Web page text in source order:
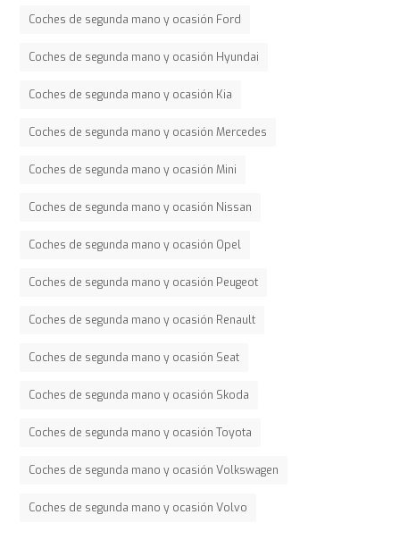
Coches de segunda mano y ocasión Ford
Coches de segunda mano y ocasión Hyundai
Coches de segunda mano y ocasión Kia
Coches de segunda mano y ocasión Mercedes
Coches de segunda mano y ocasión Mini
Coches de segunda mano y ocasión Nissan
Coches de segunda mano y ocasión Opel
Coches de segunda mano y ocasión Peugeot
Coches de segunda mano y ocasión Renault
Coches de segunda mano y ocasión Seat
Coches de segunda mano y ocasión Skoda
Coches de segunda mano y ocasión Toyota
Coches de segunda mano y ocasión Volkswagen
Coches de segunda mano y ocasión Volvo